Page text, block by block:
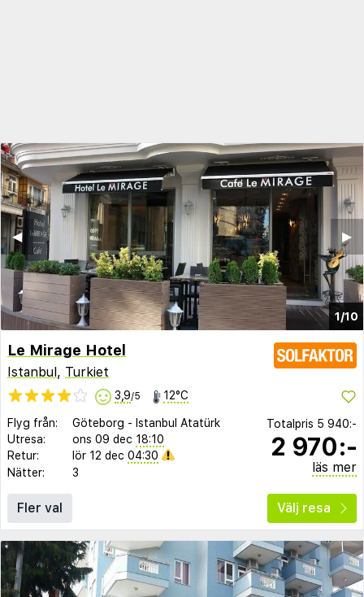
1/10
▶︎
◀︎
Le Mirage Hotel
Istanbul , Turkiet
3,9/5 12°C
Flyg från: Göteborg - Istanbul Atatürk
Utresa:
ons 09 dec 18:10
Retur:
lör 12 dec 04:30
Nätter:
3
Totalpris 5 940:-
2 970:-
läs mer
Fler val Välj resa